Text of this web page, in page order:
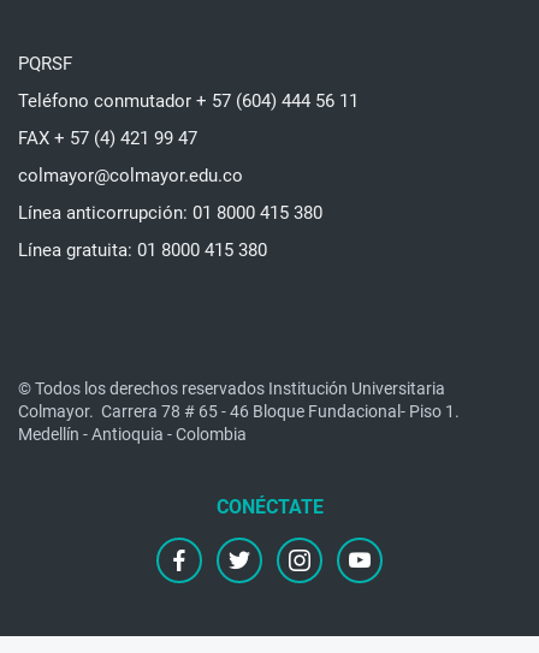
PQRSF
Teléfono conmutador + 57 (604) 444 56 11
FAX + 57 (4) 421 99 47
colmayor@colmayor.edu.co
Línea anticorrupción: 01 8000 415 380
Línea gratuita: 01 8000 415 380
© Todos los derechos reservados Institución Universitaria
Colmayor. Carrera 78 # 65 - 46 Bloque Fundacional- Piso 1.
Medellín - Antioquia - Colombia
facebooktwitter instagramyoutube